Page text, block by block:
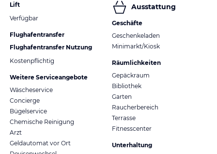
Lift
Verfügbar
Flughafentransfer
Flughafentransfer Nutzung
Kostenpflichtig
Weitere Serviceangebote
Wäscheservice
Concierge
Bügelservice
Chemische Reinigung
Arzt
Geldautomat vor Ort
Ausstattung
Geschäfte
Geschenkeladen
Minimarkt/Kiosk
Räumlichkeiten
Gepäckraum
Bibliothek
Garten
Raucherbereich
Terrasse
Fitnesscenter
Unterhaltung